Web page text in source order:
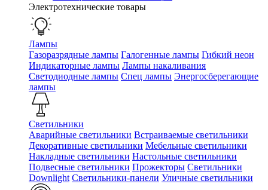
Электротехнические товары
Лампы
Газоразрядные лампы Галогенные лампы Гибкий неон
Индикаторные лампы Лампы накаливания
Светодиодные лампы Спец лампы Энергосберегающие
лампы
Светильники
Аварийные светильники Встраиваемые светильники
Декоративные светильники Мебельные светильники
Накладные светильники Настольные светильники
Подвесные светильники Прожекторы Светильники
Downlight Светильники-панели Уличные светильники